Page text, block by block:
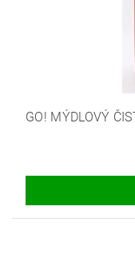
GO! MÝDLOVÝ